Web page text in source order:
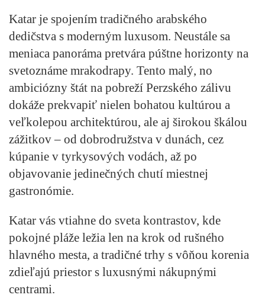
Katar je spojením tradičného arabského
dedičstva s moderným luxusom. Neustále sa
meniaca panoráma pretvára púštne horizonty na
svetoznáme mrakodrapy. Tento malý, no
ambiciózny štát na pobreží Perzského zálivu
dokáže prekvapiť nielen bohatou kultúrou a
veľkolepou architektúrou, ale aj širokou škálou
zážitkov – od dobrodružstva v dunách, cez
kúpanie v tyrkysových vodách, až po
objavovanie jedinečných chutí miestnej
gastronómie.
Katar vás vtiahne do sveta kontrastov, kde
pokojné pláže ležia len na krok od rušného
hlavného mesta, a tradičné trhy s vôňou korenia
zdieľajú priestor s luxusnými nákupnými
centrami.